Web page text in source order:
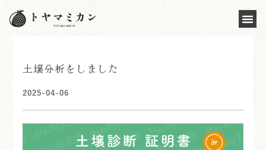
土壌分析をしました
2025-04-06